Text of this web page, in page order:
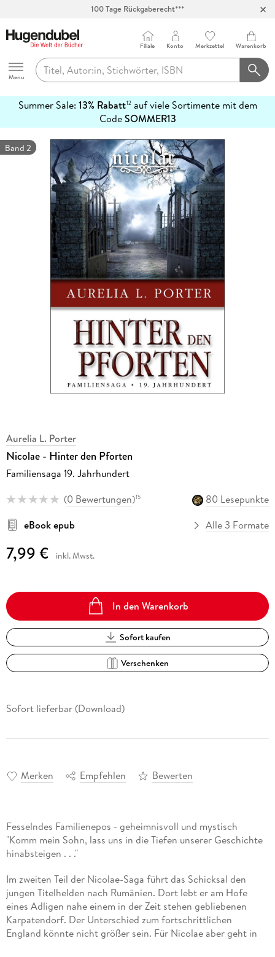
100 Tage Rückgaberecht***
Hugendubel
Menu
Filiale Konto Merkzettel Warenkorb
Summer Sale: 13% Rabatt12auf viele Sortimente mit dem
CodeSOMMER13
erfahren
Band 2
Aurelia L. Porter
Nicolae - Hinter den Pforten
Familiensaga 19. Jahrhundert
(0 Bewertungen)15
80 Lesepunkte
eBook epub
Alle 3 Formate
7,99 € inkl. Mwst.
In den Warenkorb
Sofort kaufen
Verschenken
Sofort lieferbar (Download)
Merken Empfehlen Bewerten
Fesselndes Familienepos - geheimnisvoll und mystisch
"Komm mein Sohn, lass uns in die Tiefen unserer Geschichte
hinabsteigen . . ."
Im zweiten Teil der Nicolae-Saga führt das Schicksal den
jungen Titelhelden nach Rumänien. Dort lebt er am Hofe
eines Adligen nahe einem in der Zeit stehen gebliebenen
Karpatendorf. Der Unterschied zum fortschrittlichen
England könnte nicht größer sein. Für Nicolae aber geht in